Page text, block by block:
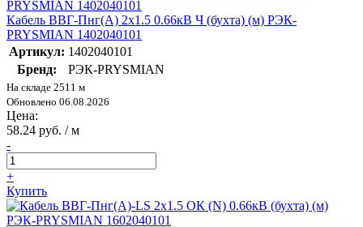
Кабель ВВГ-Пнг(А) 2х1.5 0.66кВ Ч (бухта) (м) РЭК-
PRYSMIAN 1402040101
Артикул: 1402040101
Бренд:
РЭК-PRYSMIAN
На складе 2511 м
Обновлено 06.08.2026
Цена:
58.24 руб. / м
-
+
Купить